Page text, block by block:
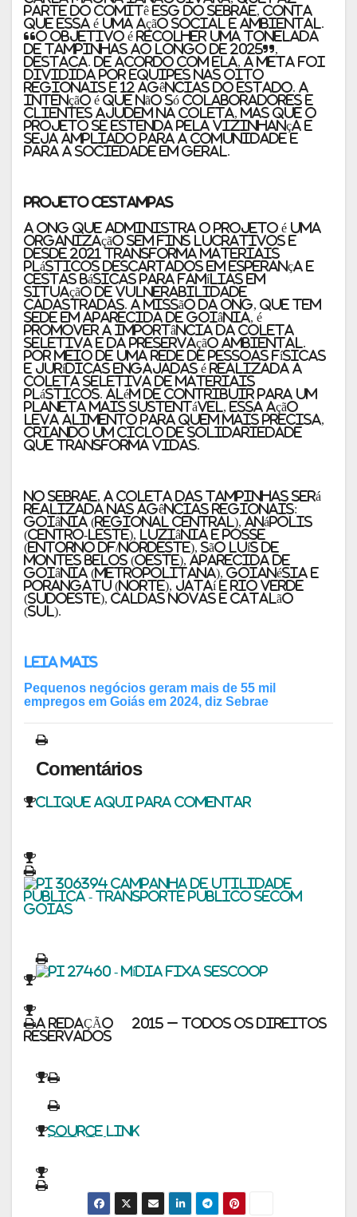
parte do Comitê ESG do Sebrae, conta
que essa é uma ação social e ambiental.
“O objetivo é recolher uma tonelada
de tampinhas ao longo de 2025”,
destaca. De acordo com ela, a meta foi
dividida por equipes nas oito
Regionais e 12 agências do estado. A
intenção é que não só colaboradores e
clientes ajudem na coleta, mas que o
projeto se estenda pela vizinhança e
seja ampliado para a comunidade e
para a sociedade em geral.
Projeto Cestampas
A ONG que administra o projeto é uma
organização sem fins lucrativos e
desde 2021 transforma materiais
plásticos descartados em esperança e
cestas básicas para famílias em
situação de vulnerabilidade
cadastradas. A missão da ONG, que tem
sede em Aparecida de Goiânia, é
promover a importância da coleta
seletiva e da preservação ambiental.
Por meio de uma rede de pessoas físicas
e jurídicas engajadas é realizada a
coleta seletiva de materiais
plásticos. Além de contribuir para um
planeta mais sustentável, essa ação
leva alimento para quem mais precisa,
criando um ciclo de solidariedade
que transforma vidas.
No Sebrae, a coleta das tampinhas será
realizada nas agências regionais:
Goiânia (Regional Central), Anápolis
(Centro-Leste), Luziânia e Posse
(Entorno DF/Nordeste), São Luís de
Montes Belos (Oeste), Aparecida de
Goiânia (Metropolitana), Goianésia e
Porangatu (Norte), Jataí e Rio Verde
(Sudoeste), Caldas Novas e Catalão
(Sul).
Leia mais
Pequenos negócios geram mais de 55 mil
empregos em Goiás em 2024, diz Sebrae
Comentários
Clique aqui para comentar
A REDAÇÃO © 2015 – Todos os direitos
reservados
Source link